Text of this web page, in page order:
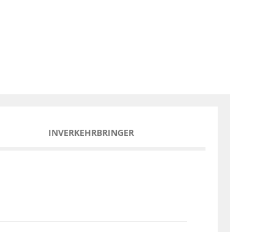
INVERKEHRBRINGER